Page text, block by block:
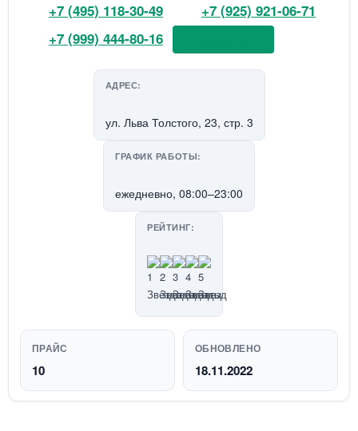
+7 (495) 118-30-49
+7 (925) 921-06-71
+7 (999) 444-80-16
АДРЕС:
ул. Льва Толстого, 23, стр. 3
ГРАФИК РАБОТЫ:
ежедневно, 08:00–23:00
РЕЙТИНГ:
ПРАЙС
10
ОБНОВЛЕНО
18.11.2022